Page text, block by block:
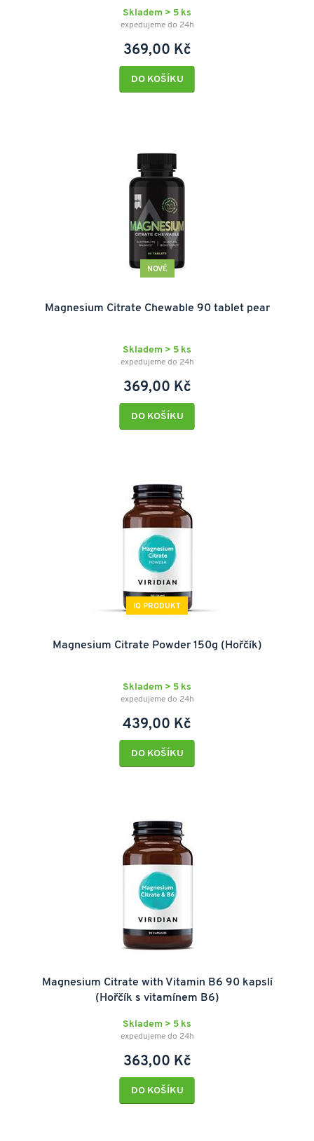
Skladem > 5 ks
expedujeme do 24h
369,00 Kč
DO KOŠÍKU
NOVÉ
Magnesium Citrate Chewable 90 tablet pear
Skladem > 5 ks
expedujeme do 24h
369,00 Kč
DO KOŠÍKU
IQ PRODUKT
Magnesium Citrate Powder 150g (Hořčík)
Skladem > 5 ks
expedujeme do 24h
439,00 Kč
DO KOŠÍKU
Magnesium Citrate with Vitamin B6 90 kapslí
(Hořčík s vitamínem B6)
Skladem > 5 ks
expedujeme do 24h
363,00 Kč
DO KOŠÍKU